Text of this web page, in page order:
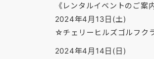
《レンタルイベントのご案内
2024年4月13日(土)
☆チェリーヒルズゴルフク
2024年4月14日(日)